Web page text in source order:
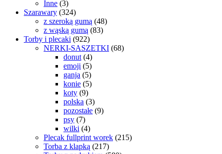
Inne (3)
Szarawary (324)
z szeroką gumą (48)
z wąską gumą (83)
Torby i plecaki (922)
NERKI-SASZETKI (68)
donut (4)
emoji (5)
ganja (5)
konie (5)
koty (9)
polska (3)
pozostałe (9)
psy (7)
wilki (4)
Plecak fullprint worek (215)
Torba z klapką (217)